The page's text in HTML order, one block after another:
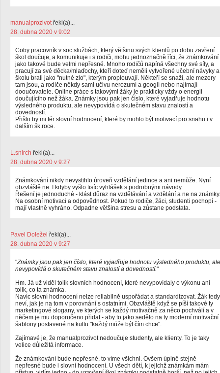
manualprozivotřekl(a)...
28. dubna 2020 v 9:02
Coby pracovník v soc.službách, který většinu svých klientů po dobu zavření
škol doučuje, a komunikuje i s rodiči, mohu jednoznačně říci, že známkování
jako takové bude velmi nepřesné. Mnoho rodičů napíná všechny své síly, a
pracují za své děcka/mlaďochy, kteří doteď neměli vytvořené učební návyky a
školu brali jako "nutné zlo", kterým proplouvají. Někteří se snaží, ale mezery
tam jsou, a rodiče někdy sami učivu nerozumí a googlí nebo najímají
dooučovatele. Online práce s takovými žáky je prakticky vždy o energii
doučujícího než žáka. Známky jsou pak jen číslo, které vyjadřuje hodnotu
výsledného produktu, ale nevypovídá o skutečném stavu znalostí a
dovedností.
Přišlo by mi fér slovní hodnocení, které by mohlo být motivací pro snahu i v
dalším šk.roce.
L.snirch řekl(a)...
28. dubna 2020 v 9:27
Známkování nikdy nevystihlo úroveň vzdělání jedince a ani nemůže. Nyní
obzvláště ne. I kdyby vyšlo tisíc vyhlášek s podrobnými návody.
Řešení je jednoduché - klást důraz na vzdělávání a vzdělání a ne na známky.
Na osobní motivaci a odpovědnost. Pokud to rodiče, žáci, studenti pochopí -
mají vlastně vyhráno. Odpadne většina stresu a zůstane podstata.
Pavel Doležel řekl(a)...
28. dubna 2020 v 9:27
"Známky jsou pak jen číslo, které vyjadřuje hodnotu výsledného produktu, ale
nevypovídá o skutečném stavu znalostí a dovedností."
Hm. Já už viděl tolik slovních hodnocení, které nevypovídaly o výkonu ani
tolik, co ta známka.
Navíc slovní hodnocení nelze reliabilně uspořádat a standardizovat. Žák tedy
neví, jak je na tom v porovnání s ostatními. Obzvláště když se píší takové ty
marketingové slogany, ve kterých se každý motivačně za něco pochválí a v
něčem je mu doporučeno přidat - aby to jako sedělo na ty moderní motivační
šablony postavené na kultu "každý může být čím chce".
Zajímavé je, že manualprozivot nedoučuje studenty, ale klienty. To je taky
velice důležitá informace.
Že známkování bude nepřesné, to víme všichni. Ovšem úplně stejně
nepřesné bude i slovní hodnocení. U všech dětí, k jejichž známkám mám